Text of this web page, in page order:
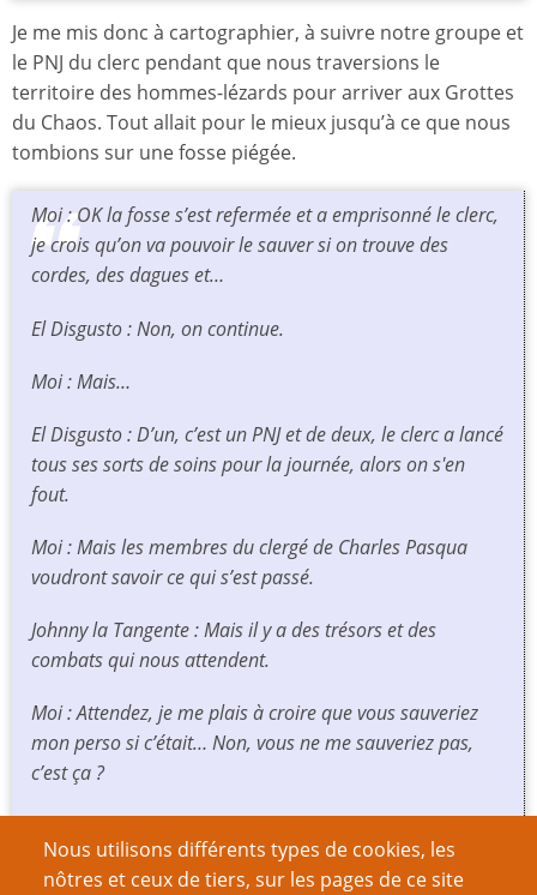
Je me mis donc à cartographier, à suivre notre groupe et
le PNJ du clerc pendant que nous traversions le
territoire des hommes-lézards pour arriver aux Grottes
du Chaos. Tout allait pour le mieux jusqu’à ce que nous
tombions sur une fosse piégée.
Moi : OK la fosse s’est refermée et a emprisonné le clerc,
je crois qu’on va pouvoir le sauver si on trouve des
cordes, des dagues et…
El Disgusto : Non, on continue.
Moi : Mais…
El Disgusto : D’un, c’est un PNJ et de deux, le clerc a lancé
tous ses sorts de soins pour la journée, alors on s'en
fout.
Moi : Mais les membres du clergé de Charles Pasqua
voudront savoir ce qui s’est passé.
Johnny la Tangente : Mais il y a des trésors et des
combats qui nous attendent.
Moi : Attendez, je me plais à croire que vous sauveriez
mon perso si c’était… Non, vous ne me sauveriez pas,
c’est ça ?
III.
Nous utilisons différents types de cookies, les
nôtres et ceux de tiers, sur les pages de ce site